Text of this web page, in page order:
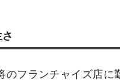
フランチャイズ店に